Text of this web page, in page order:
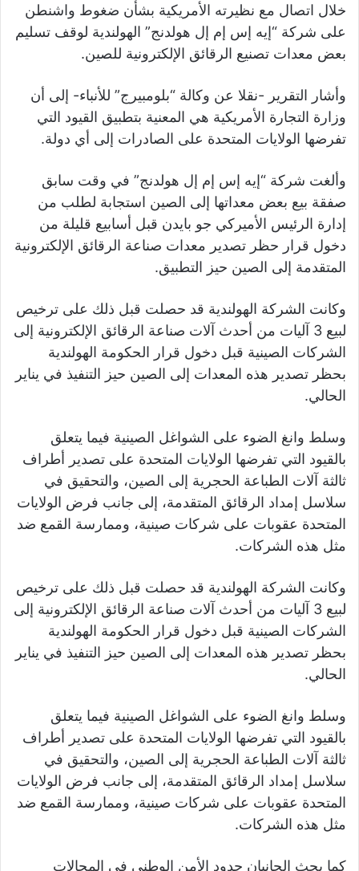
خلال اتصال مع نظيرته الأمريكية بشأن ضغوط واشنطن
على شركة “إيه إس إم إل هولدنج” الهولندية لوقف تسليم
بعض معدات تصنيع الرقائق الإلكترونية للصين.
وأشار التقرير -نقلا عن وكالة “بلومبيرج” للأنباء- إلى أن
وزارة التجارة الأمريكية هي المعنية بتطبيق القيود التي
تفرضها الولايات المتحدة على الصادرات إلى أي دولة.
وألغت شركة “إيه إس إم إل هولدنج” في وقت سابق
صفقة بيع بعض معداتها إلى الصين استجابة لطلب من
إدارة الرئيس الأميركي جو بايدن قبل أسابيع قليلة من
دخول قرار حظر تصدير معدات صناعة الرقائق الإلكترونية
المتقدمة إلى الصين حيز التطبيق.
وكانت الشركة الهولندية قد حصلت قبل ذلك على ترخيص
لبيع 3 آليات من أحدث آلات صناعة الرقائق الإلكترونية إلى
الشركات الصينية قبل دخول قرار الحكومة الهولندية
بحظر تصدير هذه المعدات إلى الصين حيز التنفيذ في يناير
الحالي.
وسلط وانغ الضوء على الشواغل الصينية فيما يتعلق
بالقيود التي تفرضها الولايات المتحدة على تصدير أطراف
ثالثة آلات الطباعة الحجرية إلى الصين، والتحقيق في
سلاسل إمداد الرقائق المتقدمة، إلى جانب فرض الولايات
المتحدة عقوبات على شركات صينية، وممارسة القمع ضد
مثل هذه الشركات.
وكانت الشركة الهولندية قد حصلت قبل ذلك على ترخيص
لبيع 3 آليات من أحدث آلات صناعة الرقائق الإلكترونية إلى
الشركات الصينية قبل دخول قرار الحكومة الهولندية
بحظر تصدير هذه المعدات إلى الصين حيز التنفيذ في يناير
الحالي.
وسلط وانغ الضوء على الشواغل الصينية فيما يتعلق
بالقيود التي تفرضها الولايات المتحدة على تصدير أطراف
ثالثة آلات الطباعة الحجرية إلى الصين، والتحقيق في
سلاسل إمداد الرقائق المتقدمة، إلى جانب فرض الولايات
المتحدة عقوبات على شركات صينية، وممارسة القمع ضد
مثل هذه الشركات.
كما بحث الجانبان حدود الأمن الوطني في المجالات